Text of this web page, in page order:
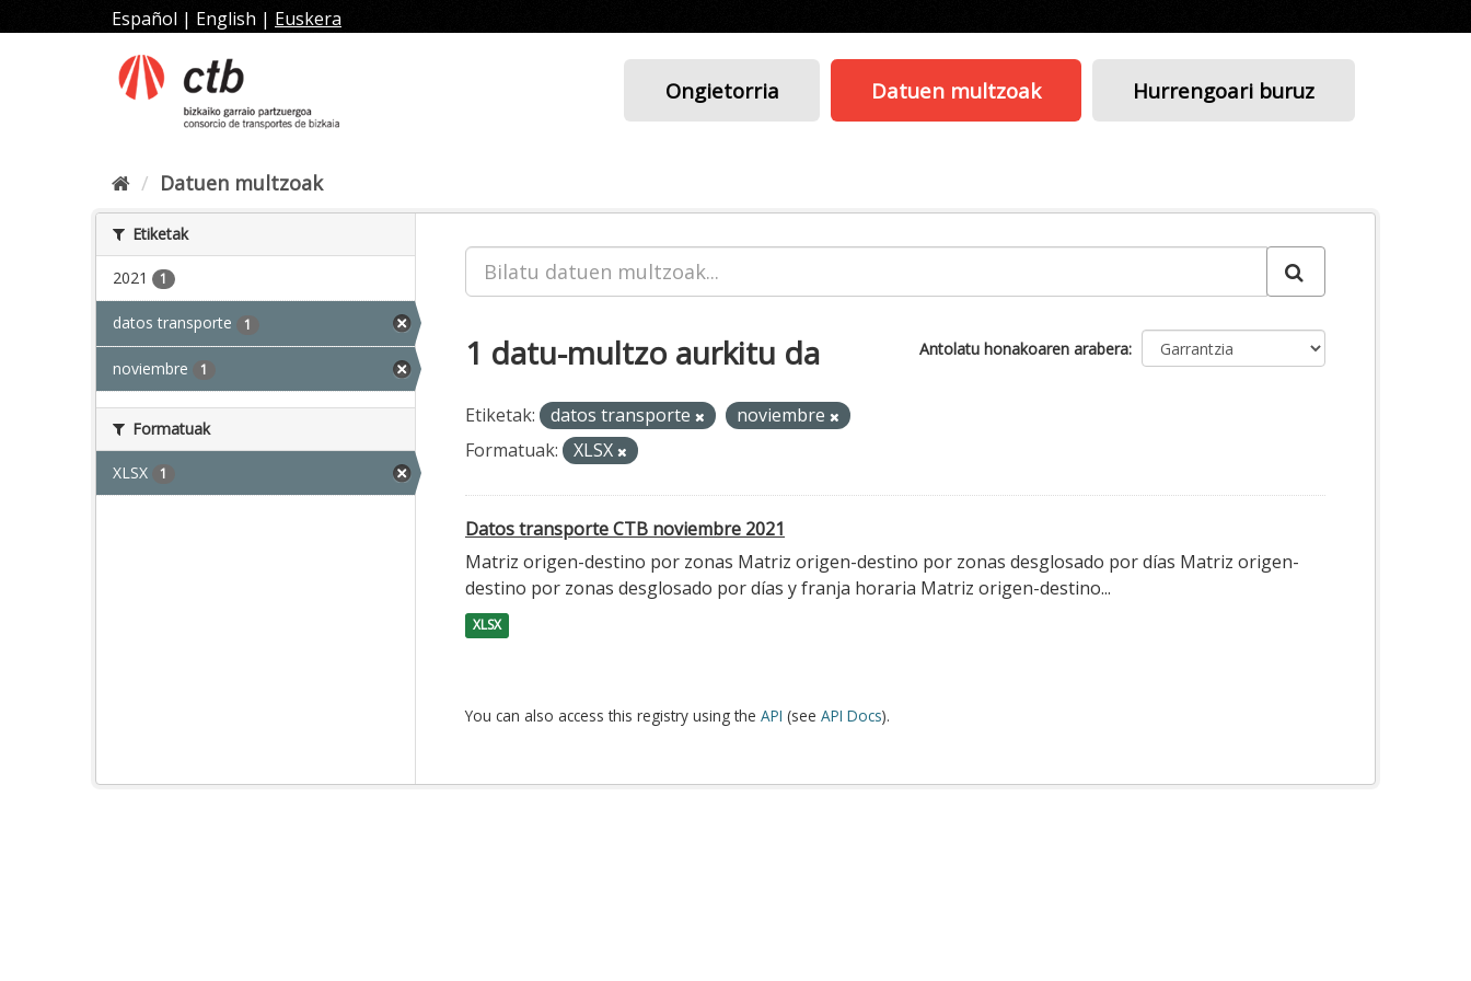
edukira
Español | English | Euskera
Ongietorria Datuen multzoak Hurrengoari buruz
Datuen multzoak
Etiketak
2021 1
datos transporte 1
noviembre 1
Formatuak
XLSX 1
Antolatu honakoaren arabera
1 datu-multzo aurkitu da
Etiketak: datos transporte
noviembre
Formatuak:
XLSX
Datos transporte CTB noviembre 2021
Matriz origen-destino por zonas Matriz origen-destino por zonas desglosado por días Matriz origen-
destino por zonas desglosado por días y franja horaria Matriz origen-destino...
XLSX
You can also access this registry using the API (see API Docs).